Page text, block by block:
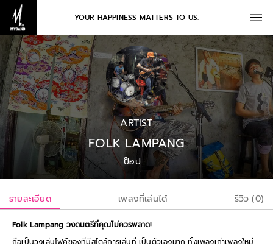
YOUR HAPPINESS MATTERS TO US.
ARTIST
FOLK LAMPANG
ป็อป
รายละเอียด เพลงที่เล่นได้ รีวิว (0)
Folk Lampang วงดนตรีที่คุณไม่ควรพลาด!
ถือเป็นวงเล่นโฟค์ซองที่มีสไตล์การเล่นที่ เป็นตัวเองมาก ทั้งเพลงเก่าเพลงใหม่